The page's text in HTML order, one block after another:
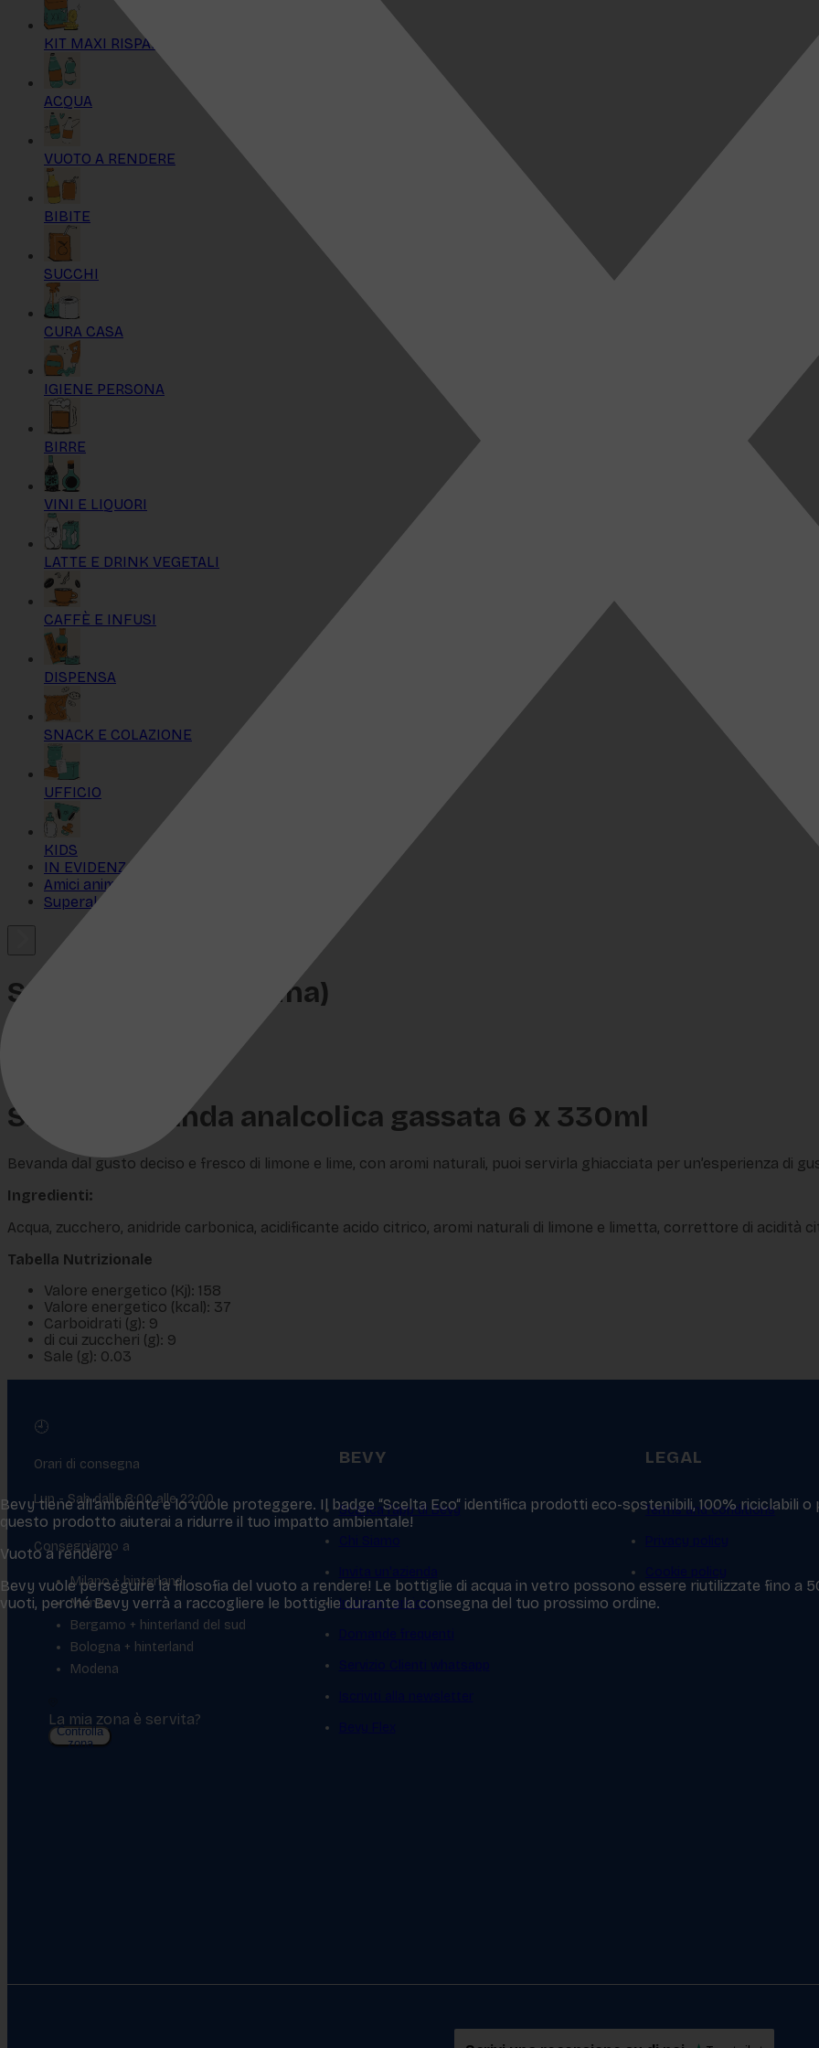
KIT MAXI RISPARMIO
ACQUA
VUOTO A RENDERE
BIBITE
SUCCHI
CURA CASA
IGIENE PERSONA
BIRRE
VINI E LIQUORI
LATTE E DRINK VEGETALI
CAFFÈ E INFUSI
DISPENSA
SNACK E COLAZIONE
UFFICIO
KIDS
IN EVIDENZA
Amici animali
Superalcolici
Bevy tiene all‘ambiente e lo vuole proteggere. Il badge “Scelta Eco“ identifica prodotti eco-sostenibili, 100% riciclabili
questo prodotto aiuterai a ridurre il tuo impatto ambientale!
Vuoto a rendere
Bevy vuole perseguire la filosofia del vuoto a rendere! Le bottiglie di acqua in vetro possono essere riutilizzate fino a
vuoti, perché Bevy verrà a raccogliere le bottiglie durante la consegna del tuo prossimo ordine.
Sprite (6x0,33l Lattina)
SPRITE bevanda analcolica gassata 6 x 330ml
Bevanda dal gusto deciso e fresco di limone e lime, con aromi naturali, puoi servirla ghiacciata per un’esperienza di
Ingredienti:
Acqua, zucchero, anidride carbonica, acidificante acido citrico, aromi naturali di limone e limetta, correttore di acidità
Tabella Nutrizionale
Valore energetico (Kj): 158
Valore energetico (kcal): 37
Carboidrati (g): 9
di cui zuccheri (g): 9
Sale (g): 0.03
🕘
Orari di consegna
Lun - Sab dalle 8:00 alle 22:00
Consegniamo a
Milano + hinterland
Monza
Bergamo + hinterland del sud
Bologna + hinterland
Modena
La mia zona è servita?
Controlla
zona
BEVY
Scarica l’app di Bevy
Invita un amico
LEGAL
Terms and conditions